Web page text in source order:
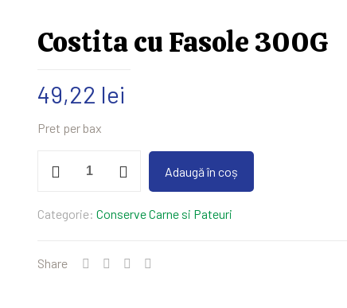
Costita cu Fasole 300G
49,22 lei
Pret per bax
Costita
Fasole
Adaugă în coș
Categorie: Conserve Carne si Pateuri
Share